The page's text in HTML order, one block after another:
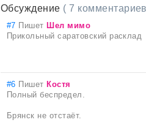
Обсуждение ( 7
#7 Пишет Шел мимо
Прикольный саратовский расклад
#6 Пишет Костя
Полный беспредел.
Брянск не отстаёт.